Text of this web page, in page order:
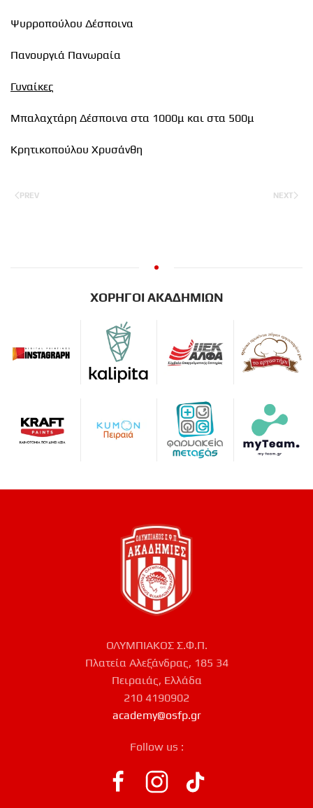
Ψυρροπούλου Δέσποινα
Πανουργιά Πανωραία
Γυναίκες
Μπαλαχτάρη Δέσποινα στα 1000μ και στα 500μ
Κρητικοπούλου Χρυσάνθη
PREV NEXT
ΧΟΡΗΓΟΙ ΑΚΑΔΗΜΙΩΝ
ΟΛΥΜΠΙΑΚΟΣ Σ.Φ.Π.
Πλατεία Αλεξάνδρας, 185 34
Πειραιάς, Ελλάδα
210 4190902
academy@osfp.gr
Follow us :